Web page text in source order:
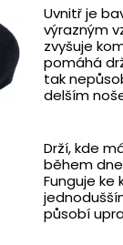
Uvnitř je
výrazným
zvyšuje
pomáhá
tak
delším
Drží, kde
během
Funguje ke
působí